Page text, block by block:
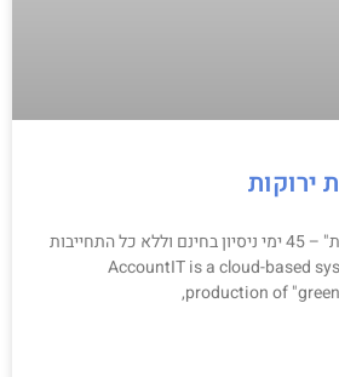
ירוקות
תוכנת "חשבוניות ירוקות" – 45 ימי ניסיון בחינם וללא כל התחייבות
AccountIT is a cloud-based
production of